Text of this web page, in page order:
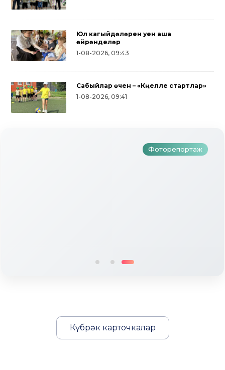
Юл кагыйдәләрен уен аша
өйрәнделәр
1-08-2026, 09:43
Сабыйлар өчен – «Күңелле стартлар»
1-08-2026, 09:41
Фоторепортаж
Түбән Кама районында тугызынчы
тапкыр «Авылым хуҗабикәсе»
бәйгесе узды
Күбрәк карточкалар